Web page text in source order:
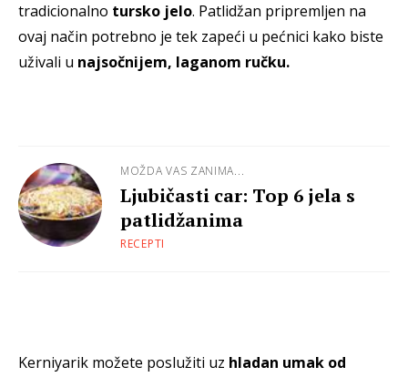
tradicionalno tursko jelo. Patlidžan pripremljen na
ovaj način potrebno je tek zapeći u pećnici kako biste
uživali u najsočnijem, laganom ručku.
MOŽDA VAS ZANIMA...
Ljubičasti car: Top 6 jela s
patlidžanima
RECEPTI
Kerniyarik možete poslužiti uz hladan umak od